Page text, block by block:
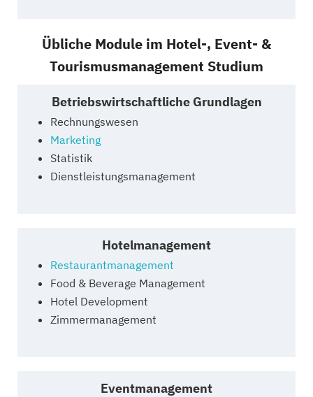
Übliche Module im Hotel-, Event- &
Tourismusmanagement Studium
Betriebswirtschaftliche Grundlagen
Rechnungswesen
Marketing
Statistik
Dienstleistungsmanagement
Hotelmanagement
Restaurantmanagement
Food & Beverage Management
Hotel Development
Zimmermanagement
Eventmanagement